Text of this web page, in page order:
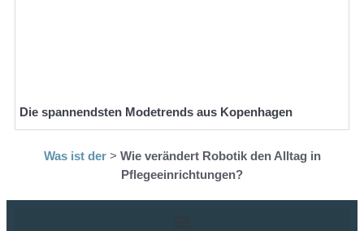
Die spannendsten Modetrends aus Kopenhagen
Was ist der> Wie verändert Robotik den Alltag in
Pflegeeinrichtungen?